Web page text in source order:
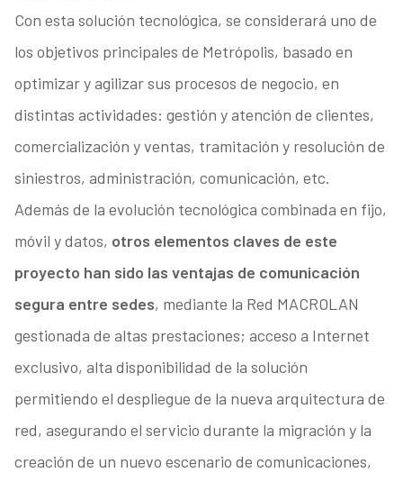
Con esta solución tecnológica, se considerará uno de
los objetivos principales de Metrópolis, basado en
optimizar y agilizar sus procesos de negocio, en
distintas actividades: gestión y atención de clientes,
comercialización y ventas, tramitación y resolución de
siniestros, administración, comunicación, etc.
Además de la evolución tecnológica combinada en fijo,
móvil y datos, otros elementos claves de este
proyecto han sido las ventajas de comunicación
segura entre sedes, mediante la Red MACROLAN
gestionada de altas prestaciones; acceso a Internet
exclusivo, alta disponibilidad de la solución
permitiendo el despliegue de la nueva arquitectura de
red, asegurando el servicio durante la migración y la
creación de un nuevo escenario de comunicaciones,